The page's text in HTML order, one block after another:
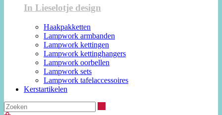
In Lieselotje design
Haakpakketten
Lampwork armbanden
Lampwork kettingen
Lampwork kettinghangers
Lampwork oorbellen
Lampwork sets
Lampwork tafelaccessoires
Kerstartikelen